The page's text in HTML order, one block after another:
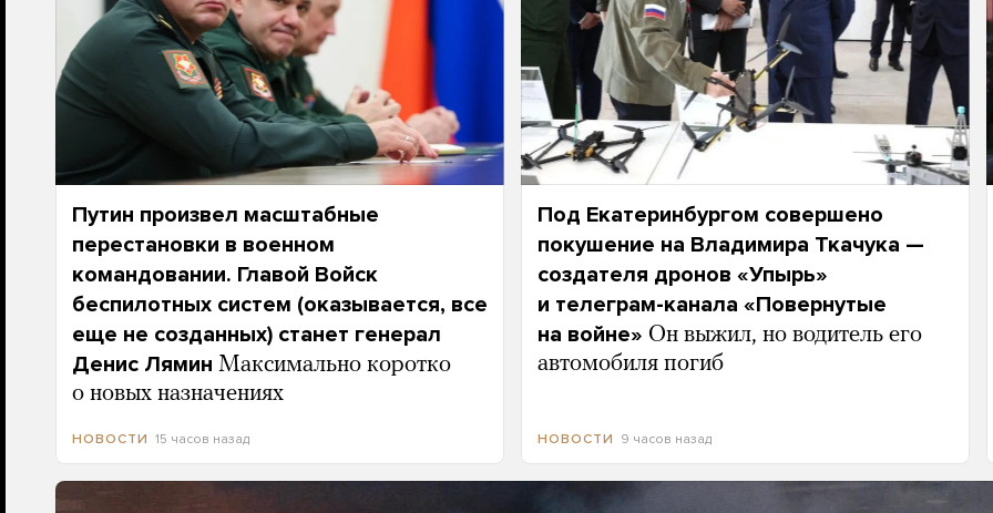
Путин произвел масштабные
перестановки в военном
командовании. Главой Войск
беспилотных систем (оказывается, все
еще не созданных) станет генерал
Денис Лямин Максимально коротко
о новых назначениях
НОВОСТИ 15 часов назад
Под Екатеринбургом совершено
покушение на Владимира Ткачука —
создателя дронов «Упырь»
и телеграм-канала «Повернутые
на войне» Он выжил, но водитель его
автомобиля погиб
НОВОСТИ 9 часов назад